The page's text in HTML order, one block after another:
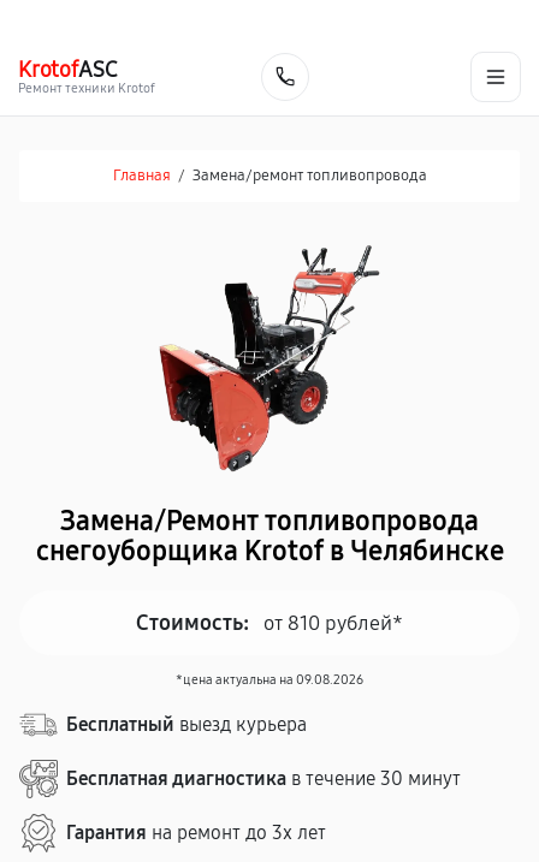
KrotofASC
Ремонт техники Krotof
Главная / Замена/pемонт топливопровода
Замена/Pемонт топливопровода
снегоуборщика Krotof в Челябинске
Стоимость: от 810 рублей*
*цена актуальна на 09.08.2026
Бесплатный выезд курьера
Бесплатная диагностика в течение 30 минут
Гарантия на ремонт до 3х лет